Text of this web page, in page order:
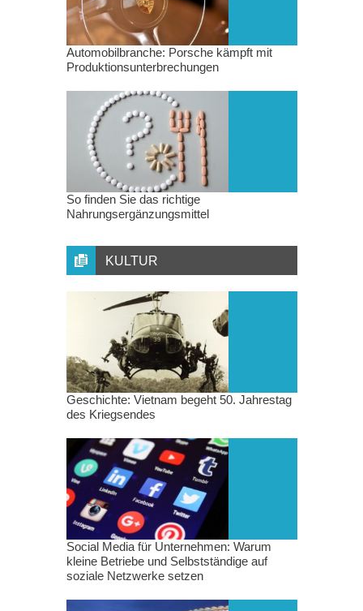
Automobilbranche: Porsche kämpft mit
Produktionsunterbrechungen
So finden Sie das richtige
Nahrungsergänzungsmittel
KULTUR
Geschichte: Vietnam begeht 50. Jahrestag
des Kriegsendes
Social Media für Unternehmen: Warum
kleine Betriebe und Selbstständige auf
soziale Netzwerke setzen